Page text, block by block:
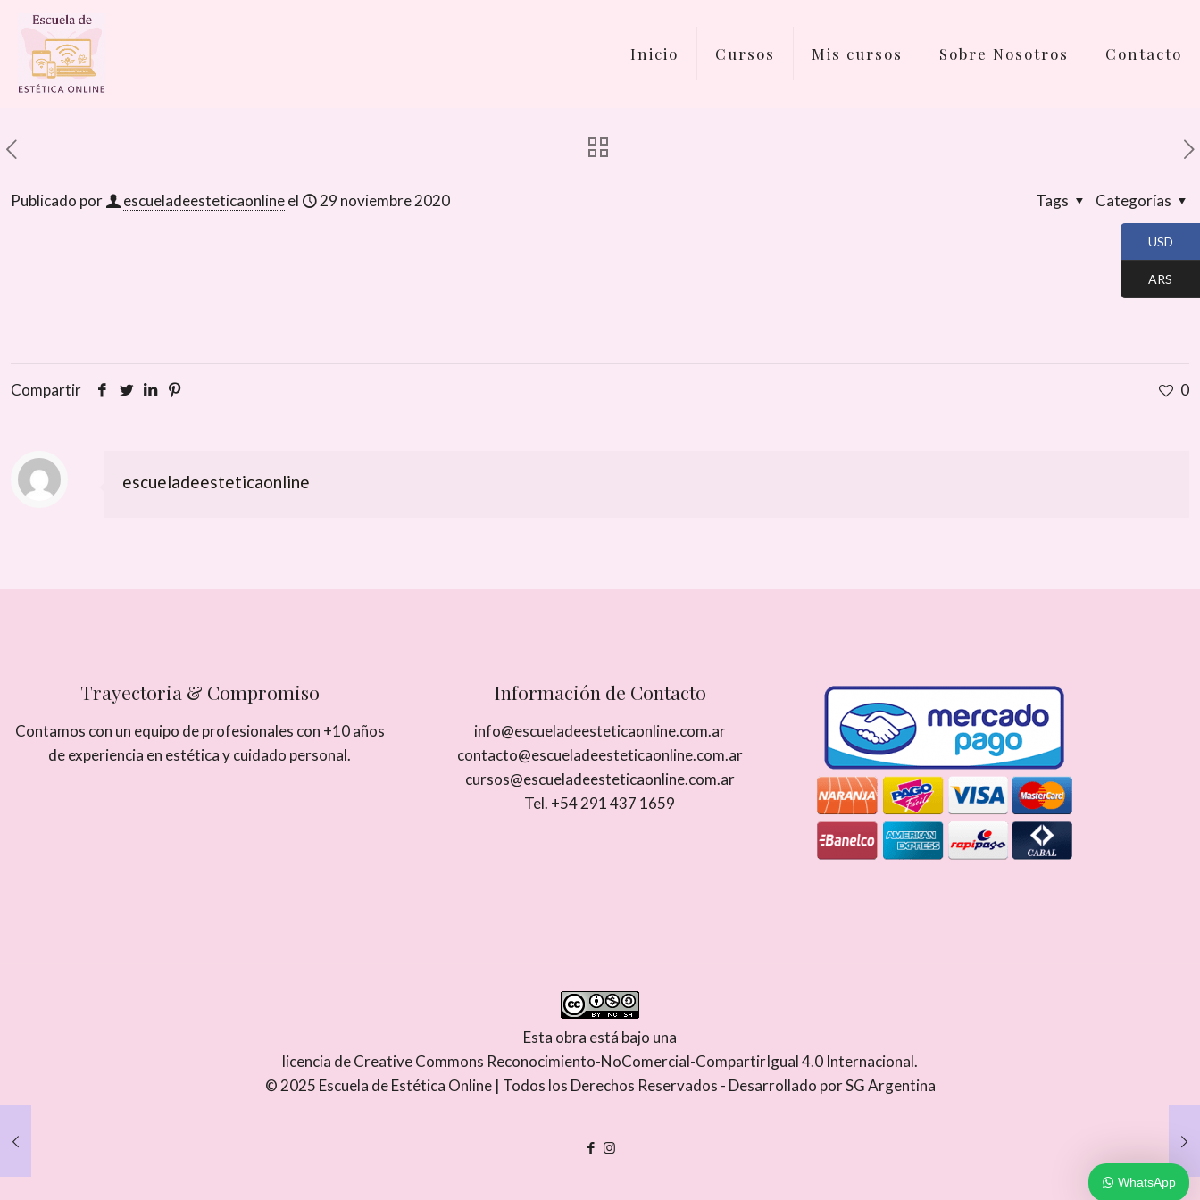
WhatsApp
Inicio Cursos Mis cursos Sobre Nosotros Contacto
Publicado por escueladeesteticaonlineel 29 noviembre 2020 Categorías
Tags
Compartir 0
escueladeesteticaonline
Trayectoria & Compromiso
Contamos con un equipo de profesionales con +10 años
de experiencia en estética y cuidado personal.
Información de Contacto
info@escueladeesteticaonline.com.ar
contacto@escueladeesteticaonline.com.ar
cursos@escueladeesteticaonline.com.ar
Tel. +54 291 437 1659
Esta obra está bajo una
licencia de Creative Commons Reconocimiento-NoComercial-CompartirIgual 4.0 Internacional.
© 2025 Escuela de Estética Online | Todos los Derechos Reservados - Desarrollado porSG Argentina
USD
ARS